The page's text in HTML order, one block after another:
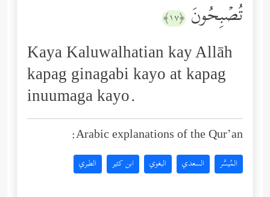
تُصۡبِحُونَ ﴿١٧﴾
Kaya Kaluwalhatian kay Allāh
kapag ginagabi kayo at kapag
inuumaga kayo.
Arabic explanations of the Qur’an:
المُيسَّر السعدي البغوي ابن كثير الطبري